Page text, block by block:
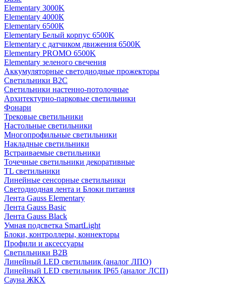
Elementary 3000K
Elementary 4000К
Elementary 6500К
Elementary Белый корпус 6500K
Elementary с датчиком движения 6500K
Elementary PROMO 6500K
Elementary зеленого свечения
Аккумуляторные светодиодные прожекторы
Светильники B2C
Светильники настенно-потолочные
Архитектурно-парковые светильники
Фонари
Трековые светильники
Настольные светильники
Многопрофильные светильники
Накладные светильники
Встраиваемые светильники
Точечные светильники декоративные
TL светильники
Линейные сенсорные светильники
Светодиодная лента и Блоки питания
Лента Gauss Elementary
Лента Gauss Basic
Лента Gauss Black
Умная подсветка SmartLight
Блоки, контроллеры, коннекторы
Профили и аксессуары
Светильники B2B
Линейный LED светильник (аналог ЛПО)
Линейный LED светильник IP65 (аналог ЛСП)
Сауна ЖКХ